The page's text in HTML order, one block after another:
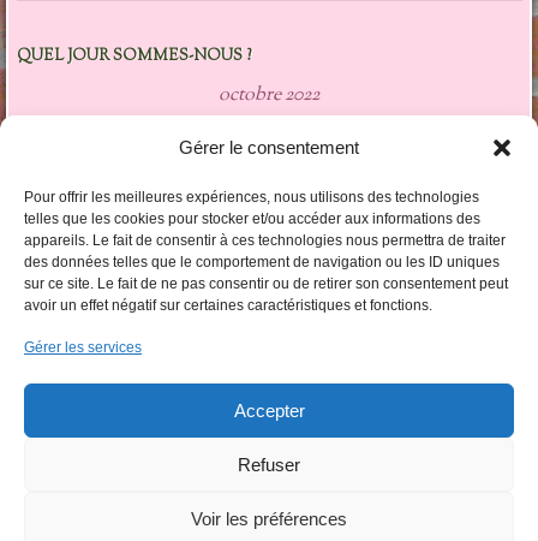
Gérer le consentement
Pour offrir les meilleures expériences, nous utilisons des technologies
telles que les cookies pour stocker et/ou accéder aux informations des
appareils. Le fait de consentir à ces technologies nous permettra de traiter
des données telles que le comportement de navigation ou les ID uniques
sur ce site. Le fait de ne pas consentir ou de retirer son consentement peut
avoir un effet négatif sur certaines caractéristiques et fonctions.
Gérer les services
Accepter
Refuser
Voir les préférences
QUEL JOUR SOMMES-NOUS ?
octobre 2022
10
11 12 13 14 15
16
17
18 19 20 21 22
23
24
25 26 27 28 29
30
31
LES CATÉGORIES DARTICLES
catégories